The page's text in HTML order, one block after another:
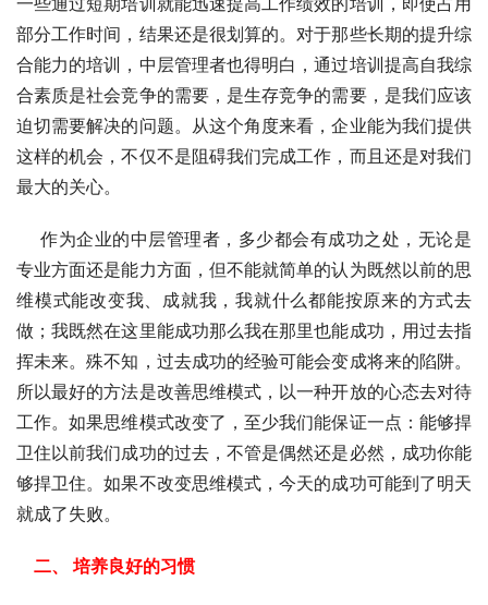
部分工作时间，结果还是很划算的。对于那些长期的提升综
合能力的培训，中层管理者也得明白，通过培训提高自我综
合素质是社会竞争的需要，是生存竞争的需要，是我们应该
迫切需要解决的问题。从这个角度来看，企业能为我们提供
这样的机会，不仅不是阻碍我们完成工作，而且还是对我们
最大的关心。
作为企业的中层管理者，多少都会有成功之处，无论是
专业方面还是能力方面，但不能就简单的认为既然以前的思
维模式能改变我、成就我，我就什么都能按原来的方式去
做；我既然在这里能成功那么我在那里也能成功，用过去指
挥未来。殊不知，过去成功的经验可能会变成将来的陷阱。
所以最好的方法是改善思维模式，以一种开放的心态去对待
工作。如果思维模式改变了，至少我们能保证一点：能够捍
卫住以前我们成功的过去，不管是偶然还是必然，成功你能
够捍卫住。如果不改变思维模式，今天的成功可能到了明天
就成了失败。
二、 培养良好的习惯